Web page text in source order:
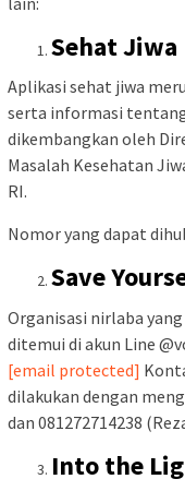
Sehat Jiwa
Aplikasi sehat jiwa
serta informasi
dikembangkan oleh
Masalah Kesehatan
RI.
Nomor yang dapat
Save
Organisasi nirlaba
ditemui di akun Line
[email protected]
dilakukan dengan
dan 081272714238
Into the